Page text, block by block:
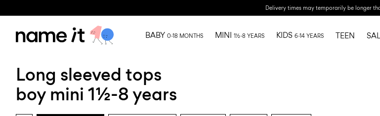
Delivery times may temporarily be longer
BABY 0-18 MONTHS MINI 1½-8 YEARS KIDS 6-14 YEARS TEEN
Long sleeved tops
boy mini 1½-8 years